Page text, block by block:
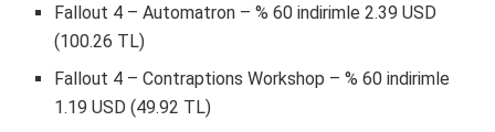
Fallout 4 – Automatron – % 60 indirimle 2.39 USD
(100.26 TL)
Fallout 4 – Contraptions Workshop – % 60 indirimle
1.19 USD (49.92 TL)